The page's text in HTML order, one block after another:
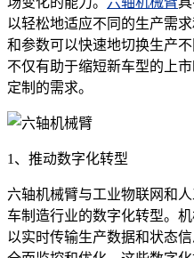
以轻松地适应不同的生产需
和参数可以快速地切换生产
不仅有助于缩短新车型的上
定制的需求。
1、推动数字化转型
六轴机械臂与工业物联网和
车制造行业的数字化转型。
以实时传输生产数据和状态